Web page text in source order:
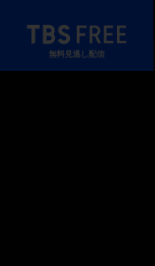
TBS FREE
無料見逃し配信